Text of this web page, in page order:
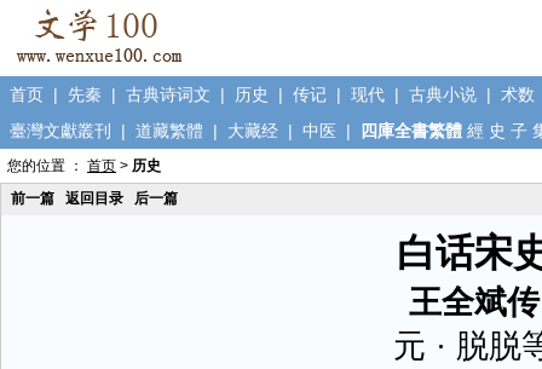
首页 | 先秦 | 古典诗词文 | 历史 | 传记 | 现代 | 古典小说 | 术数
臺灣文獻叢刊
| 道藏繁體 | 大藏经 | 中医 | 四庫全書繁體 經 史 子
您的位置 ： 首页 > 历史
前一篇
返回目录 后一篇
白话宋
王全斌传
元 · 脱脱